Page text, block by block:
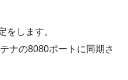
をします。
ナの8080ポートに同期さ